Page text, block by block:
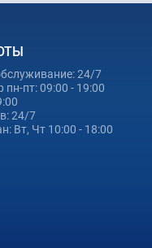
24/7
пн-пт: 09:00 - 19:00
24/7
Вт, Чт 10:00 - 18:00